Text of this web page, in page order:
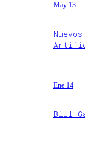
May 13
Ene 14
Bill